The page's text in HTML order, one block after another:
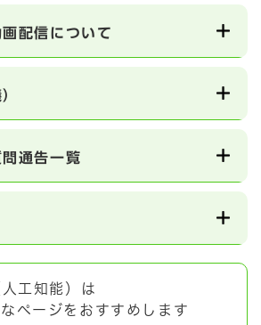
配信について
通告一覧
工知能）は
なページをおすすめします